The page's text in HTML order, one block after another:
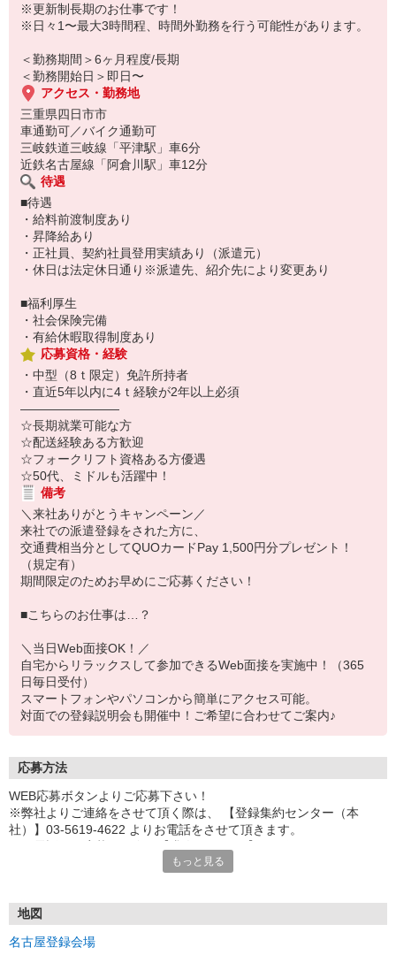
「大手企業で働きたい！」
理由は何でもOKです♪
少しでも気になりましたら、
お気軽にご応募お待ちしております。
※更新制長期のお仕事です！
※日々1〜最大3時間程、時間外勤務を行う可能性があります。
＜勤務期間＞6ヶ月程度/長期
＜勤務開始日＞即日〜
アクセス・勤務地
三重県四日市市
車通勤可／バイク通勤可
三岐鉄道三岐線「平津駅」車6分
近鉄名古屋線「阿倉川駅」車12分
待遇
■待遇
・給料前渡制度あり
・昇降給あり
・正社員、契約社員登用実績あり（派遣元）
・休日は法定休日通り※派遣先、紹介先により変更あり
■福利厚生
・社会保険完備
・有給休暇取得制度あり
応募資格・経験
・中型（8ｔ限定）免許所持者
・直近5年以内に4ｔ経験が2年以上必須
――――――――
☆長期就業可能な方
☆配送経験ある方歓迎
☆フォークリフト資格ある方優遇
☆50代、ミドルも活躍中！
備考
＼来社ありがとうキャンペーン／
来社での派遣登録をされた方に、
交通費相当分としてQUOカードPay 1,500円分プレゼント！
（規定有）
期間限定のためお早めにご応募ください！
■こちらのお仕事は…？
＼当日Web面接OK！／
自宅からリラックスして参加できるWeb面接を実施中！（365
日毎日受付）
スマートフォンやパソコンから簡単にアクセス可能。
対面での登録説明会も開催中！ご希望に合わせてご案内♪
応募方法
WEB応募ボタンよりご応募下さい！
※弊社よりご連絡をさせて頂く際は、 【登録集約センター（本
社）】03-5619-4622 よりお電話をさせて頂きます。
ご覧頂いたお仕事をご案内させて頂く前に、登録説明会（下記住
ご応募頂いた際に会場の詳細日程をご案内させて頂きます。
もっと見る
地図
名古屋登録会場